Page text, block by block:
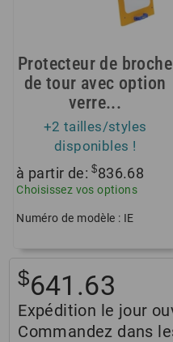
Protecteur de broche
de tour avec option
verre...
+2 tailles/styles
disponibles !
à partir de:$836.68
Choisissez vos options
Numéro de modèle : IE
$641.63
Expédition le jour
Commandez dans